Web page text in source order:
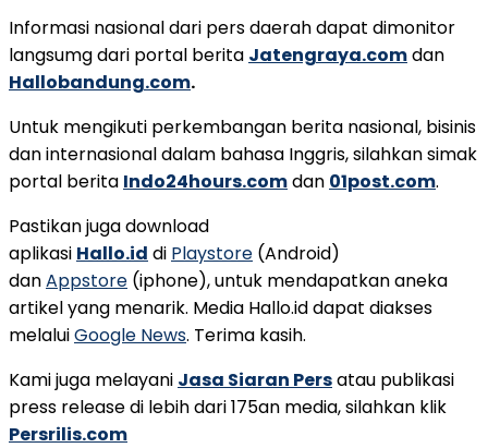
Informasi nasional dari pers daerah dapat dimonitor
langsumg dari portal berita Jatengraya.comdan
Hallobandung.com.
Untuk mengikuti perkembangan berita nasional, bisinis
dan internasional dalam bahasa Inggris, silahkan simak
portal berita Indo24hours.comdan 01post.com.
Pastikan juga download
aplikasi Hallo.id di Playstore (Android)
danAppstore (iphone), untuk mendapatkan aneka
artikel yang menarik. Media Hallo.id dapat diakses
melaluiGoogle News. Terima kasih.
Kami juga melayani Jasa Siaran Persatau publikasi
press release di lebih dari 175an media, silahkan klik
Persrilis.com